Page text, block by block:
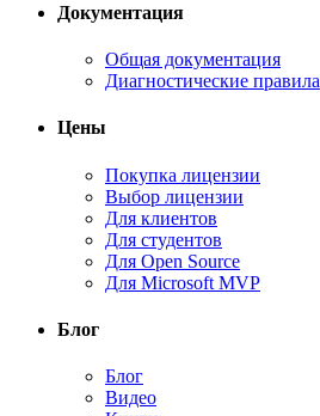
Документация
Общая документация
Диагностические правила
Цены
Покупка лицензии
Выбор лицензии
Для клиентов
Для студентов
Для Open Source
Для Microsoft MVP
Блог
Блог
Видео